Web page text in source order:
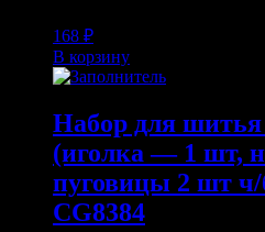
168 ₽
В корзину
Набор для
(иголка — 1 шт,
пуговицы 2 шт ч/
CG8384